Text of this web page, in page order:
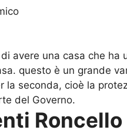
avere una casa che
questo è un grande
la seconda, cioè la
del Governo.
Roncello